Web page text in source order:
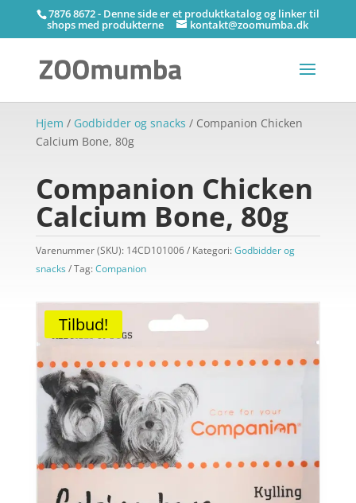
7876 8672 - Denne side er et produktkatalog og linker til
shops med produkterne kontakt@zoomumba.dk
Hjem / Godbidder og snacks / Companion Chicken
Calcium Bone, 80g
Companion Chicken
Calcium Bone, 80g
Varenummer (SKU): 14CD101006 Kategori:Godbidder og
snacks
Tag:Companion
Tilbud!